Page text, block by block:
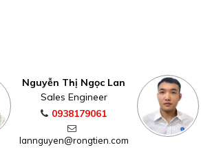
Nguyễn Thị Ngọc Lan
Sales Engineer
0938179061
lannguyen@rongtien.com